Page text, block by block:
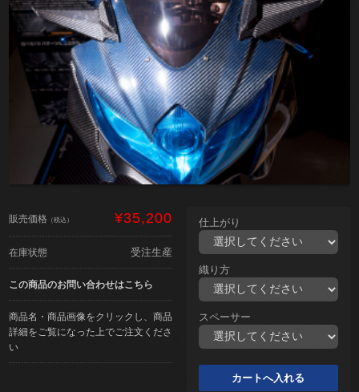
販売価格 （税込） ¥35,200
在庫状態 受注生産
この商品のお問い合わせはこちら
商品名・商品画像をクリックし、商品
詳細をご覧になった上でご注文くださ
い
仕上がり
織り方
スペーサー